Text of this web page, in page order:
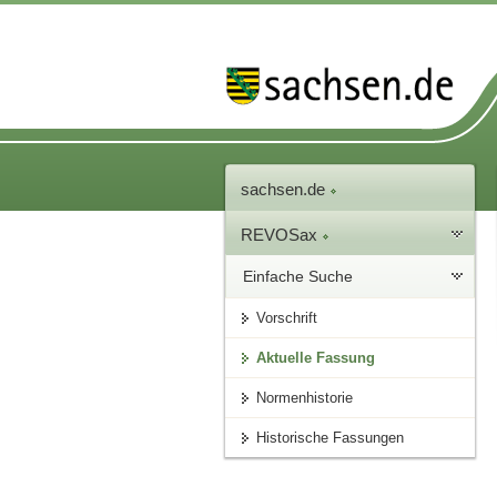
sachsen.de
REVOSax
Einfache Suche
Vorschrift
Aktuelle Fassung
Normenhistorie
Historische Fassungen